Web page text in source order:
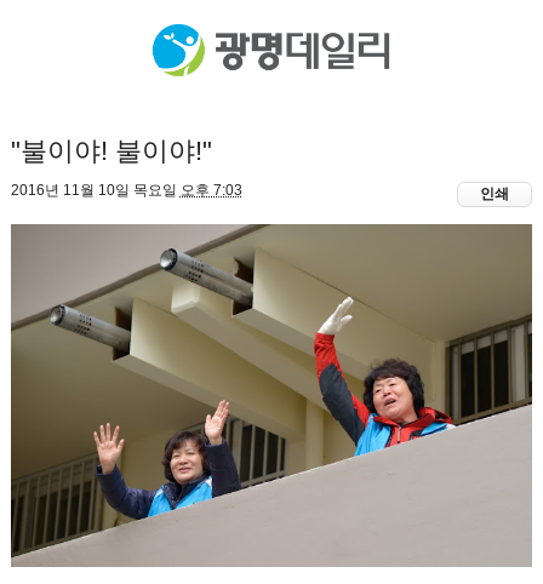
"불이야! 불이야!"
2016년 11월 10일 목요일 오후 7:03 인쇄